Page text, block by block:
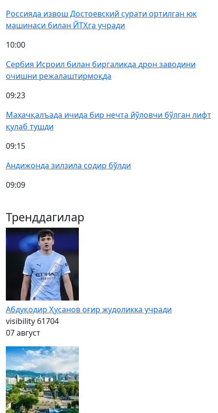
Россияда извош Достоевский сурати ортилган юк
машинаси билан ЙТҲга учради
10:00
Сербия Исроил билан биргаликда дрон заводини
очишни режалаштирмоқда
09:23
Махачқалъада ичида бир нечта йўловчи бўлган лифт
қулаб тушди
09:15
Андижонда зилзила содир бўлди
09:09
Тренддагилар
Абдуқодир Ҳусанов оғир жудоликка учради
visibility 61704
07 август